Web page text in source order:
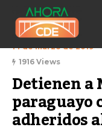
14 de marzo de 2019
1916 Views
Detienen a
paraguayo
adheridos